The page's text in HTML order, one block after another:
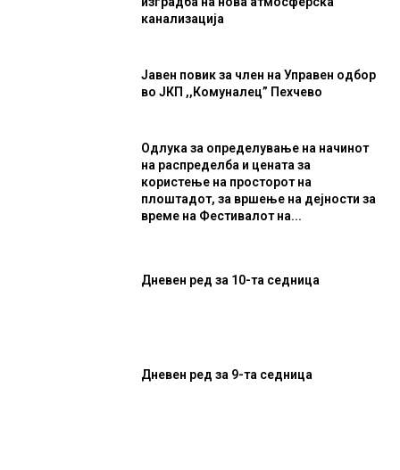
канализација
Јавен повик за член на Управен одбор
во ЈКП ,,Комуналец” Пехчево
Одлука за определување на начинот
на распределба и цената за
користење на просторот на
плоштадот, за вршење на дејности за
време на Фестивалот на...
Дневен ред за 10-та седница
Дневен ред за 9-та седница